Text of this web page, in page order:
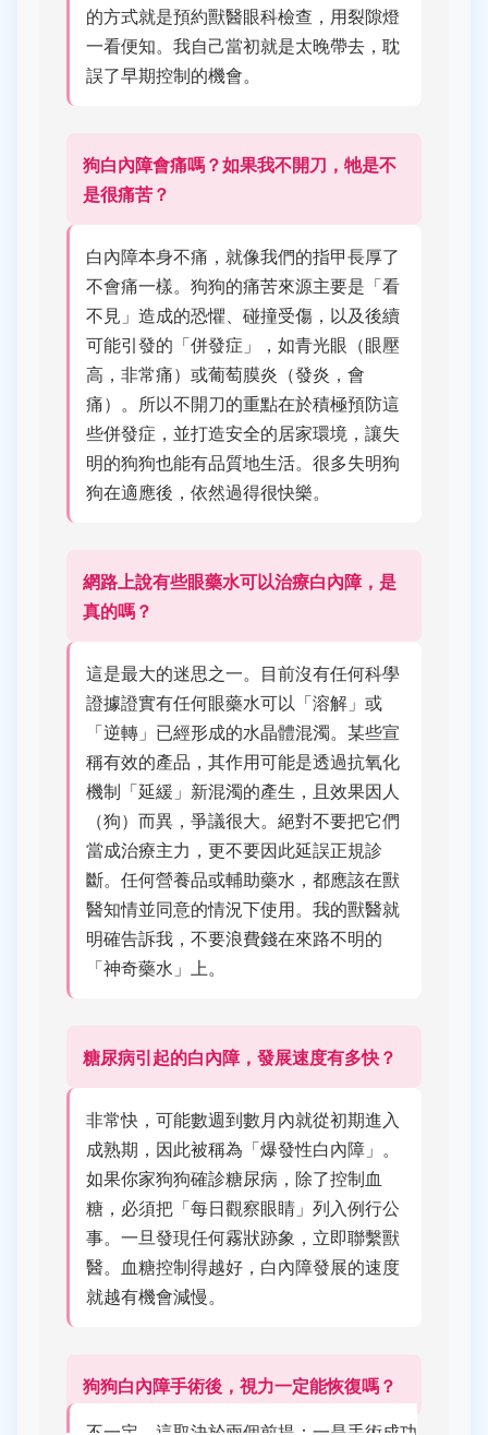
的方式就是預約獸醫眼科檢查，用裂隙燈
一看便知。我自己當初就是太晚帶去，耽
誤了早期控制的機會。
狗白內障會痛嗎？如果我不開刀，牠是不
是很痛苦？
白內障本身不痛，就像我們的指甲長厚了
不會痛一樣。狗狗的痛苦來源主要是「看
不見」造成的恐懼、碰撞受傷，以及後續
可能引發的「併發症」，如青光眼（眼壓
高，非常痛）或葡萄膜炎（發炎，會
痛）。所以不開刀的重點在於積極預防這
些併發症，並打造安全的居家環境，讓失
明的狗狗也能有品質地生活。很多失明狗
狗在適應後，依然過得很快樂。
網路上說有些眼藥水可以治療白內障，是
真的嗎？
這是最大的迷思之一。目前沒有任何科學
證據證實有任何眼藥水可以「溶解」或
「逆轉」已經形成的水晶體混濁。某些宣
稱有效的產品，其作用可能是透過抗氧化
機制「延緩」新混濁的產生，且效果因人
（狗）而異，爭議很大。絕對不要把它們
當成治療主力，更不要因此延誤正規診
斷。任何營養品或輔助藥水，都應該在獸
醫知情並同意的情況下使用。我的獸醫就
明確告訴我，不要浪費錢在來路不明的
「神奇藥水」上。
糖尿病引起的白內障，發展速度有多快？
非常快，可能數週到數月內就從初期進入
成熟期，因此被稱為「爆發性白內障」。
如果你家狗狗確診糖尿病，除了控制血
糖，必須把「每日觀察眼睛」列入例行公
事。一旦發現任何霧狀跡象，立即聯繫獸
醫。血糖控制得越好，白內障發展的速度
就越有機會減慢。
狗狗白內障手術後，視力一定能恢復嗎？